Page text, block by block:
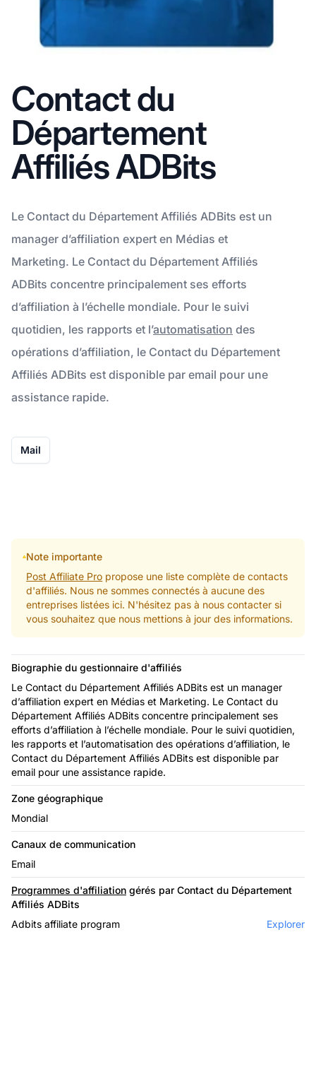
Contact du
Département
Affiliés ADBits
Le Contact du Département Affiliés ADBits est un
manager d’affiliation expert en Médias et
Marketing. Le Contact du Département Affiliés
ADBits concentre principalement ses efforts
d’affiliation à l’échelle mondiale. Pour le suivi
quotidien, les rapports et l’automatisation des
opérations d’affiliation, le Contact du Département
Affiliés ADBits est disponible par email pour une
assistance rapide.
Mail
Note importante
Post Affiliate Pro propose une liste complète de contacts
d'affiliés. Nous ne sommes connectés à aucune des
entreprises listées ici. N'hésitez pas à nous contacter si
vous souhaitez que nous mettions à jour des informations.
Biographie du gestionnaire d'affiliés
Le Contact du Département Affiliés ADBits est un manager
d’affiliation expert en Médias et Marketing. Le Contact du
Département Affiliés ADBits concentre principalement ses
efforts d’affiliation à l’échelle mondiale. Pour le suivi quotidien,
les rapports et l’automatisation des opérations d’affiliation, le
Contact du Département Affiliés ADBits est disponible par
email pour une assistance rapide.
Zone géographique
Mondial
Canaux de communication
Email
Programmes d'affiliation gérés par Contact du Département
Affiliés ADBits
Adbits affiliate program
Explorer